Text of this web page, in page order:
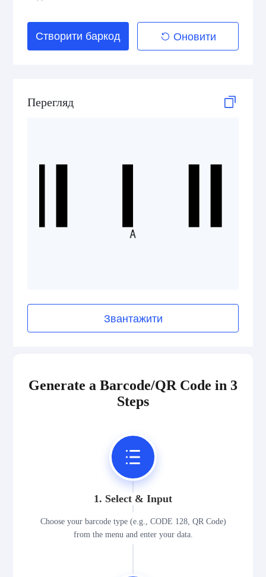
USPS POSTNET
Створити баркод Оновити
Перегляд
Звантажити
Generate a Barcode/QR Code in 3
Steps
1. Select & Input
Choose your barcode type (e.g., CODE 128, QR Code)
from the menu and enter your data.